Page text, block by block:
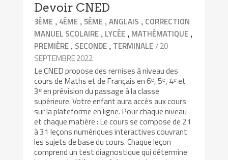
Devoir CNED
3ÈME , 4ÈME ,5ÈME ,ANGLAIS , CORRECTION
MANUEL SCOLAIRE , LYCÉE , MATHÉMATIQUE ,
PREMIÈRE , SECONDE , TERMINALE/ 20
SEPTEMBRE 2022
Le CNED propose des remises à niveau des
cours de Maths et de Français en 6ᵉ, 5ᵉ, 4ᵉ et
3ᵉ en prévision du passage à la classe
supérieure. Votre enfant aura accès aux cours
sur la plateforme en ligne. Pour chaque niveau
et chaque matière : Le cours se compose de 21
à 31 leçons numériques interactives couvrant
les sujets de base du cours. Chaque leçon
comprend un test diagnostique qui détermine